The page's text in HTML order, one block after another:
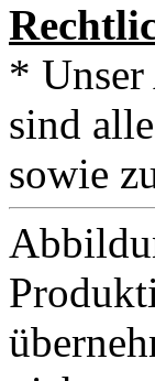
* Unser
sind
sowie